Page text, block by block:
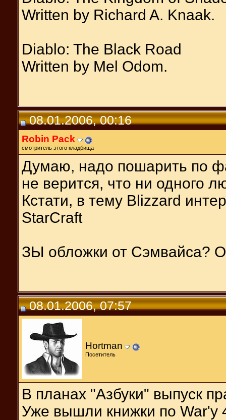
Written by Richard A. Knaak.
Diablo: The Black Road
Written by Mel Odom.
08.01.2006, 00:16
Robin Pack
смотритель этого кладбища
Думаю, надо пошарить по
не верится, что ни одного
Кстати, в тему Blizzard
StarCraft
ЗЫ обложки от Сэмвайса?
08.01.2006, 07:57
Hortman
Посетитель
В планах "Азбуки" выпуск
Уже вышли книжки по War'у